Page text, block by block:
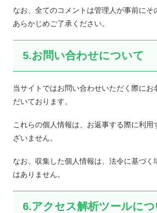
なお、全てのコメントは管理人が事前にそ
あらかじめご了承ください。
5.お問い合わせについて
当サイトではお問い合わせいただく際に
だいております。
これらの個人情報は、お返事する際に利
ざいません。
なお、収集した個人情報は、法令に基づ
はありません。
6.アクセス解析ツールに